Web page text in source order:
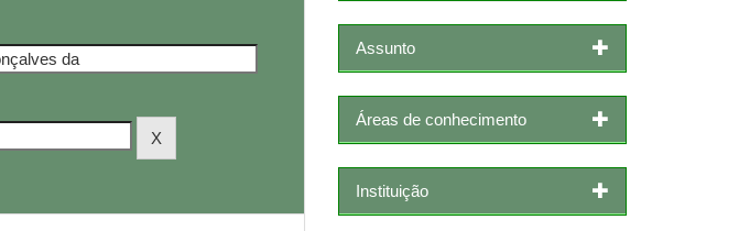
Assunto
Áreas de conhecimento
Instituição